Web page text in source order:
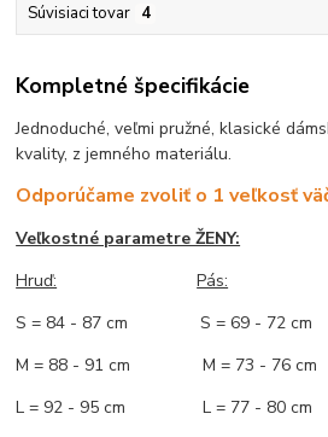
Súvisiaci tovar 4
Kompletné špecifikácie
Jednoduché, veľmi pružné, klasické
kvality, z jemného materiálu.
Odporúčame zvoliť o 1 veľkosť
Veľkostné parametre ŽENY:
Hruď:
Pás:
S = 84 - 87 cm S = 69 - 72 cm
M = 88 - 91 cm M = 73 - 76 cm
L = 92 - 95 cm L = 77 - 80 cm